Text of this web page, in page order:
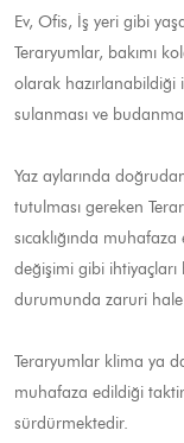
Ev, Ofis, İş yeri gibi
Teraryumlar, bakımı
olarak hazırlanabildiği
sulanması ve
Yaz aylarında
tutulması gereken
sıcaklığında
değişimi gibi ihtiyaçları
durumunda zaruri
Teraryumlar klima ya
muhafaza edildiği
sürdürmektedir.